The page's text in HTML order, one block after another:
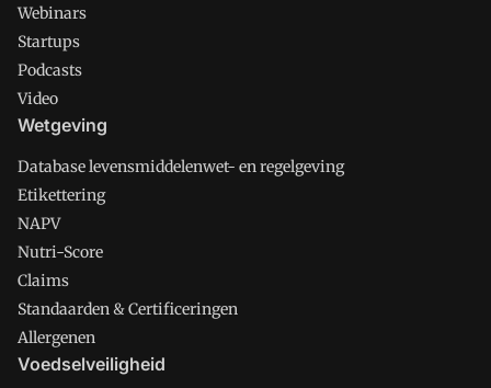
Webinars
Startups
Podcasts
Video
Wetgeving
Database levensmiddelenwet- en regelgeving
Etikettering
NAPV
Nutri-Score
Claims
Standaarden & Certificeringen
Allergenen
Voedselveiligheid